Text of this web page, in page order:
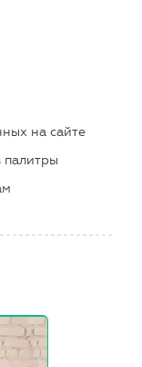
на сайте
палитры